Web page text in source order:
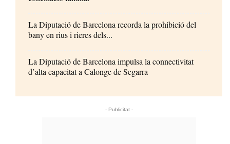
La Diputació de Barcelona recorda la prohibició del
bany en rius i rieres dels...
La Diputació de Barcelona impulsa la connectivitat
d’alta capacitat a Calonge de Segarra
- Publicitat -